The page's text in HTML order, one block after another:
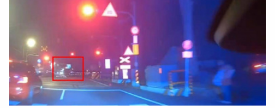
結，在部分情況下觀察到對情緒穩定較有實質幫助。面臨情
緒困擾 應優先尋求真人 專業心理協助針對健康運用科技輔
助，臺北市政府衛生局建議，面臨情緒困擾時，應優先與家
人、師長、同事或專業人員交流。AI僅能作為輔助工具，無
法取代專業心理評估與危機處理。若出現以下情形，應及早
尋求心理健康相關資源協助：情緒低落、焦慮或憂鬱持續超
過兩週以上，並影響睡眠或飲食。工作、課業、人際關係或